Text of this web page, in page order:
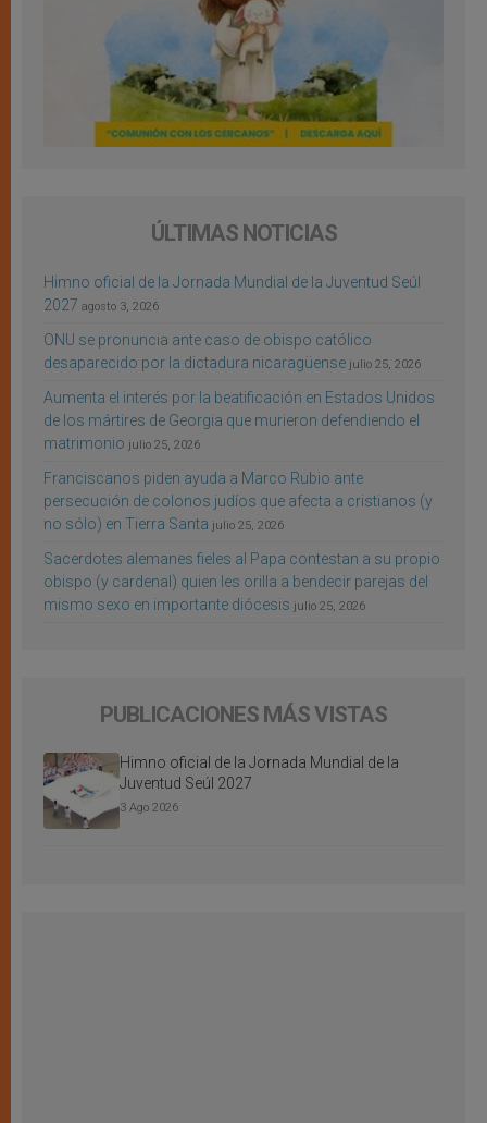
ÚLTIMAS NOTICIAS
Himno oficial de la Jornada Mundial de la Juventud Seúl
2027 agosto 3, 2026
ONU se pronuncia ante caso de obispo católico
desaparecido por la dictadura nicaragüense julio 25, 2026
Aumenta el interés por la beatificación en Estados Unidos
de los mártires de Georgia que murieron defendiendo el
matrimonio julio 25, 2026
Franciscanos piden ayuda a Marco Rubio ante
persecución de colonos judíos que afecta a cristianos (y
no sólo) en Tierra Santa julio 25, 2026
Sacerdotes alemanes fieles al Papa contestan a su propio
obispo (y cardenal) quien les orilla a bendecir parejas del
mismo sexo en importante diócesis julio 25, 2026
PUBLICACIONES MÁS VISTAS
Himno oficial de la Jornada Mundial de la
Juventud Seúl 2027
3 Ago 2026